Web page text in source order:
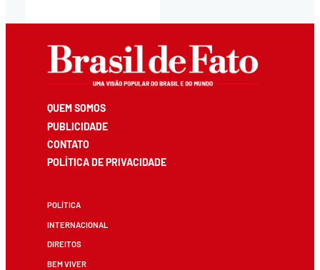
QUEM SOMOS
PUBLICIDADE
CONTATO
POLÍTICA DE PRIVACIDADE
POLÍTICA
INTERNACIONAL
DIREITOS
BEM VIVER